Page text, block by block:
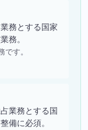
務とする国家
務。
す。
業務とする国
備に必須。